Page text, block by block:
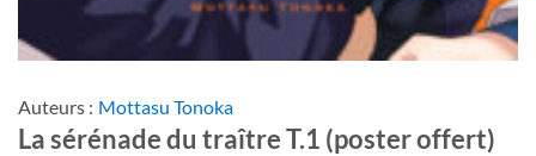
Auteurs : Mottasu Tonoka
La sérénade du traître T.1 (poster offert)